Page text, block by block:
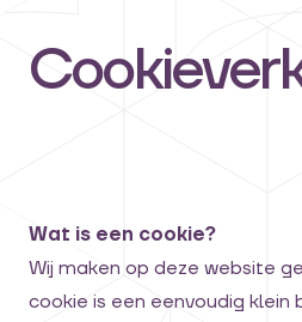
Wat is een cookie?
Wij maken op deze website
cookie is een eenvoudig